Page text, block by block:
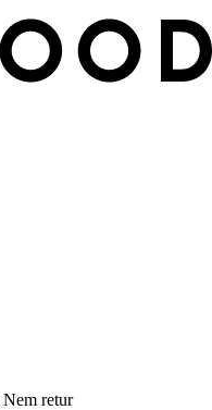
Nem retur